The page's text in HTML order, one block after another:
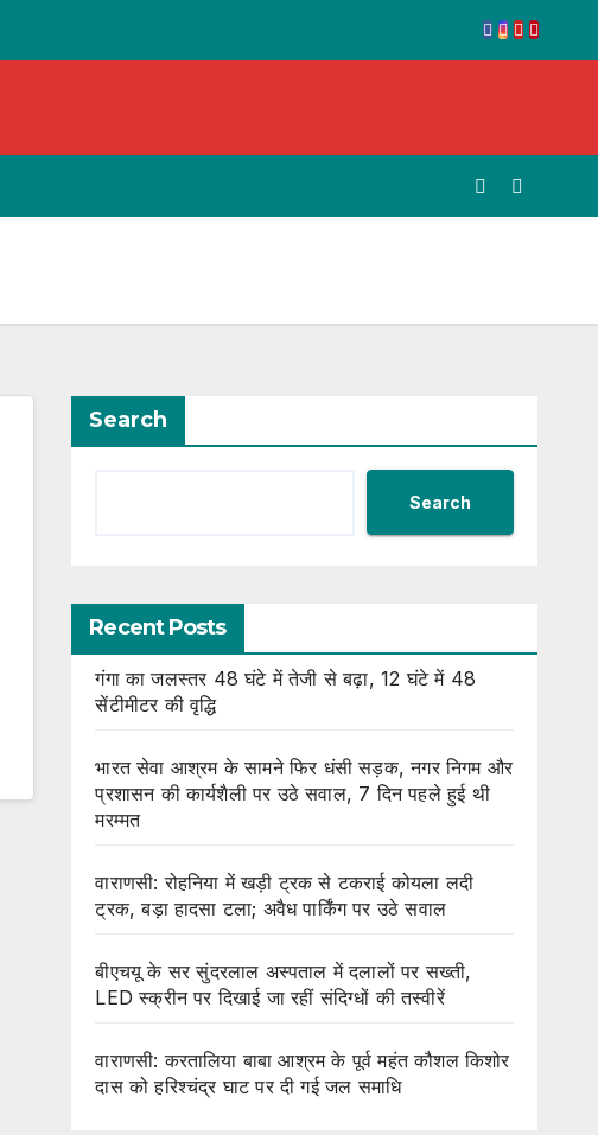
Search
Search
Recent Posts
गंगा का जलस्तर 48 घंटे में तेजी से बढ़ा, 12 घंटे में 48
सेंटीमीटर की वृद्धि
भारत सेवा आश्रम के सामने फिर धंसी सड़क, नगर निगम और
प्रशासन की कार्यशैली पर उठे सवाल, 7 दिन पहले हुई थी
मरम्मत
वाराणसी: रोहनिया में खड़ी ट्रक से टकराई कोयला लदी
ट्रक, बड़ा हादसा टला; अवैध पार्किंग पर उठे सवाल
बीएचयू के सर सुंदरलाल अस्पताल में दलालों पर सख्ती,
LED स्क्रीन पर दिखाई जा रहीं संदिग्धों की तस्वीरें
वाराणसी: करतालिया बाबा आश्रम के पूर्व महंत कौशल किशोर
दास को हरिश्चंद्र घाट पर दी गई जल समाधि